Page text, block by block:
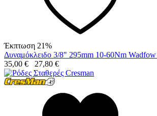
Έκπτωση 21%
Δυναμόκλειδο 3/8" 295mm 10-60Nm
35,00 € 27,80 €